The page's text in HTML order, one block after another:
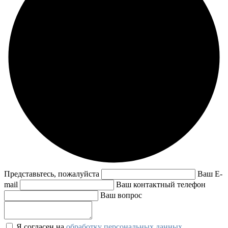
Представьтесь, пожалуйста
Ваш E-
mail
Ваш контактный телефон
Ваш вопрос